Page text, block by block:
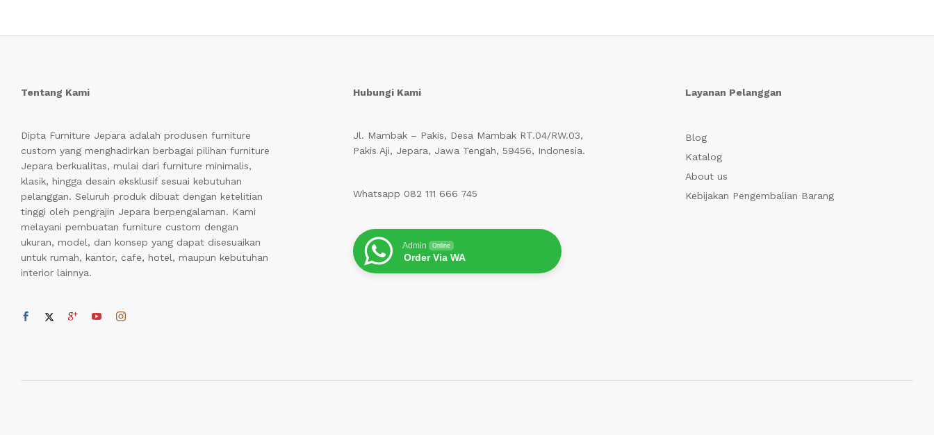
Tentang Kami
Dipta Furniture Jepara adalah produsen furniture
custom yang menghadirkan berbagai pilihan furniture
Jepara berkualitas, mulai dari furniture minimalis,
klasik, hingga desain eksklusif sesuai kebutuhan
pelanggan. Seluruh produk dibuat dengan ketelitian
tinggi oleh pengrajin Jepara berpengalaman. Kami
melayani pembuatan furniture custom dengan
ukuran, model, dan konsep yang dapat disesuaikan
untuk rumah, kantor, cafe, hotel, maupun kebutuhan
interior lainnya.
Hubungi Kami
Jl. Mambak – Pakis, Desa Mambak RT.04/RW.03,
Pakis Aji, Jepara, Jawa Tengah, 59456, Indonesia.
Whatsapp 082 111 666 745
Admin Online
Order Via WA
Layanan Pelanggan
Blog
Katalog
About us
Kebijakan Pengembalian Barang